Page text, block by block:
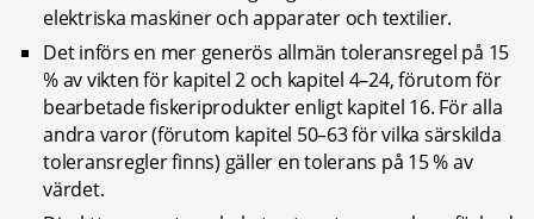
elektriska maskiner och apparater och textilier.
Det införs en mer generös allmän toleransregel på 15
% av vikten för kapitel 2 och kapitel 4–24, förutom för
bearbetade fiskeriprodukter enligt kapitel 16. För alla
andra varor (förutom kapitel 50–63 för vilka särskilda
toleransregler finns) gäller en tolerans på 15 % av
värdet.